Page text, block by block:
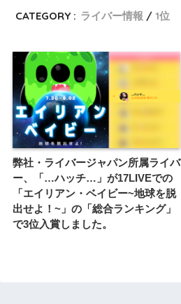
CATEGORY : ライバー情報 1位
弊社・ライバージャパン所属ライバ
ー、「…ハッチ…」が17LIVEでの
「エイリアン・ベイビー~地球を脱
出せよ！~」の「総合ランキング」
で3位入賞しました。